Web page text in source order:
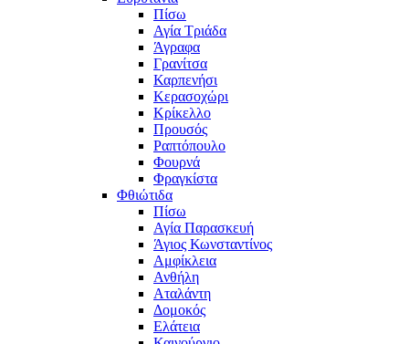
Πίσω
Αγία Τριάδα
Άγραφα
Γρανίτσα
Καρπενήσι
Κερασοχώρι
Κρίκελλο
Προυσός
Ραπτόπουλο
Φουρνά
Φραγκίστα
Φθιώτιδα
Πίσω
Αγία Παρασκευή
Άγιος Κωνσταντίνος
Αμφίκλεια
Ανθήλη
Αταλάντη
Δομοκός
Ελάτεια